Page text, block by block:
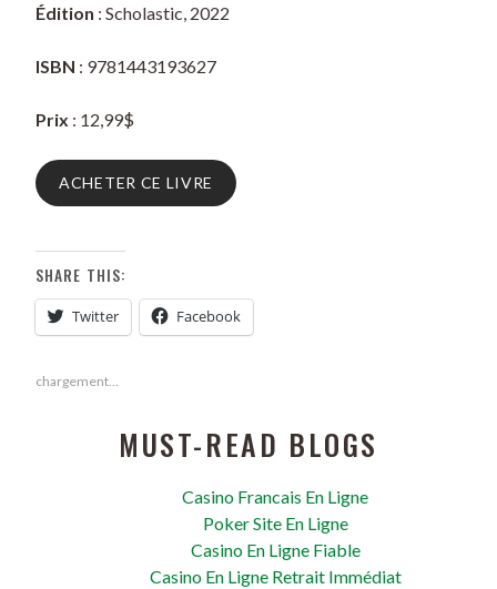
Édition : Scholastic, 2022
ISBN : 9781443193627
Prix : 12,99$
ACHETER CE LIVRE
SHARE THIS:
Twitter Facebook
chargement…
MUST-READ BLOGS
Casino Francais En Ligne
Poker Site En Ligne
Casino En Ligne Fiable
Casino En Ligne Retrait Immédiat